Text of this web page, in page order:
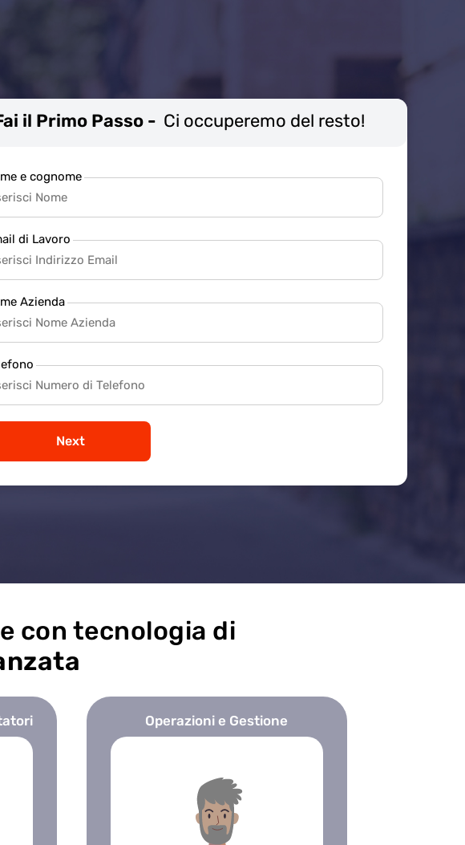
il Primo Passo - Ci occuperemo del resto!
e cognome
di Lavoro
Azienda
Next
con tecnologia di
Operazioni e Gestione